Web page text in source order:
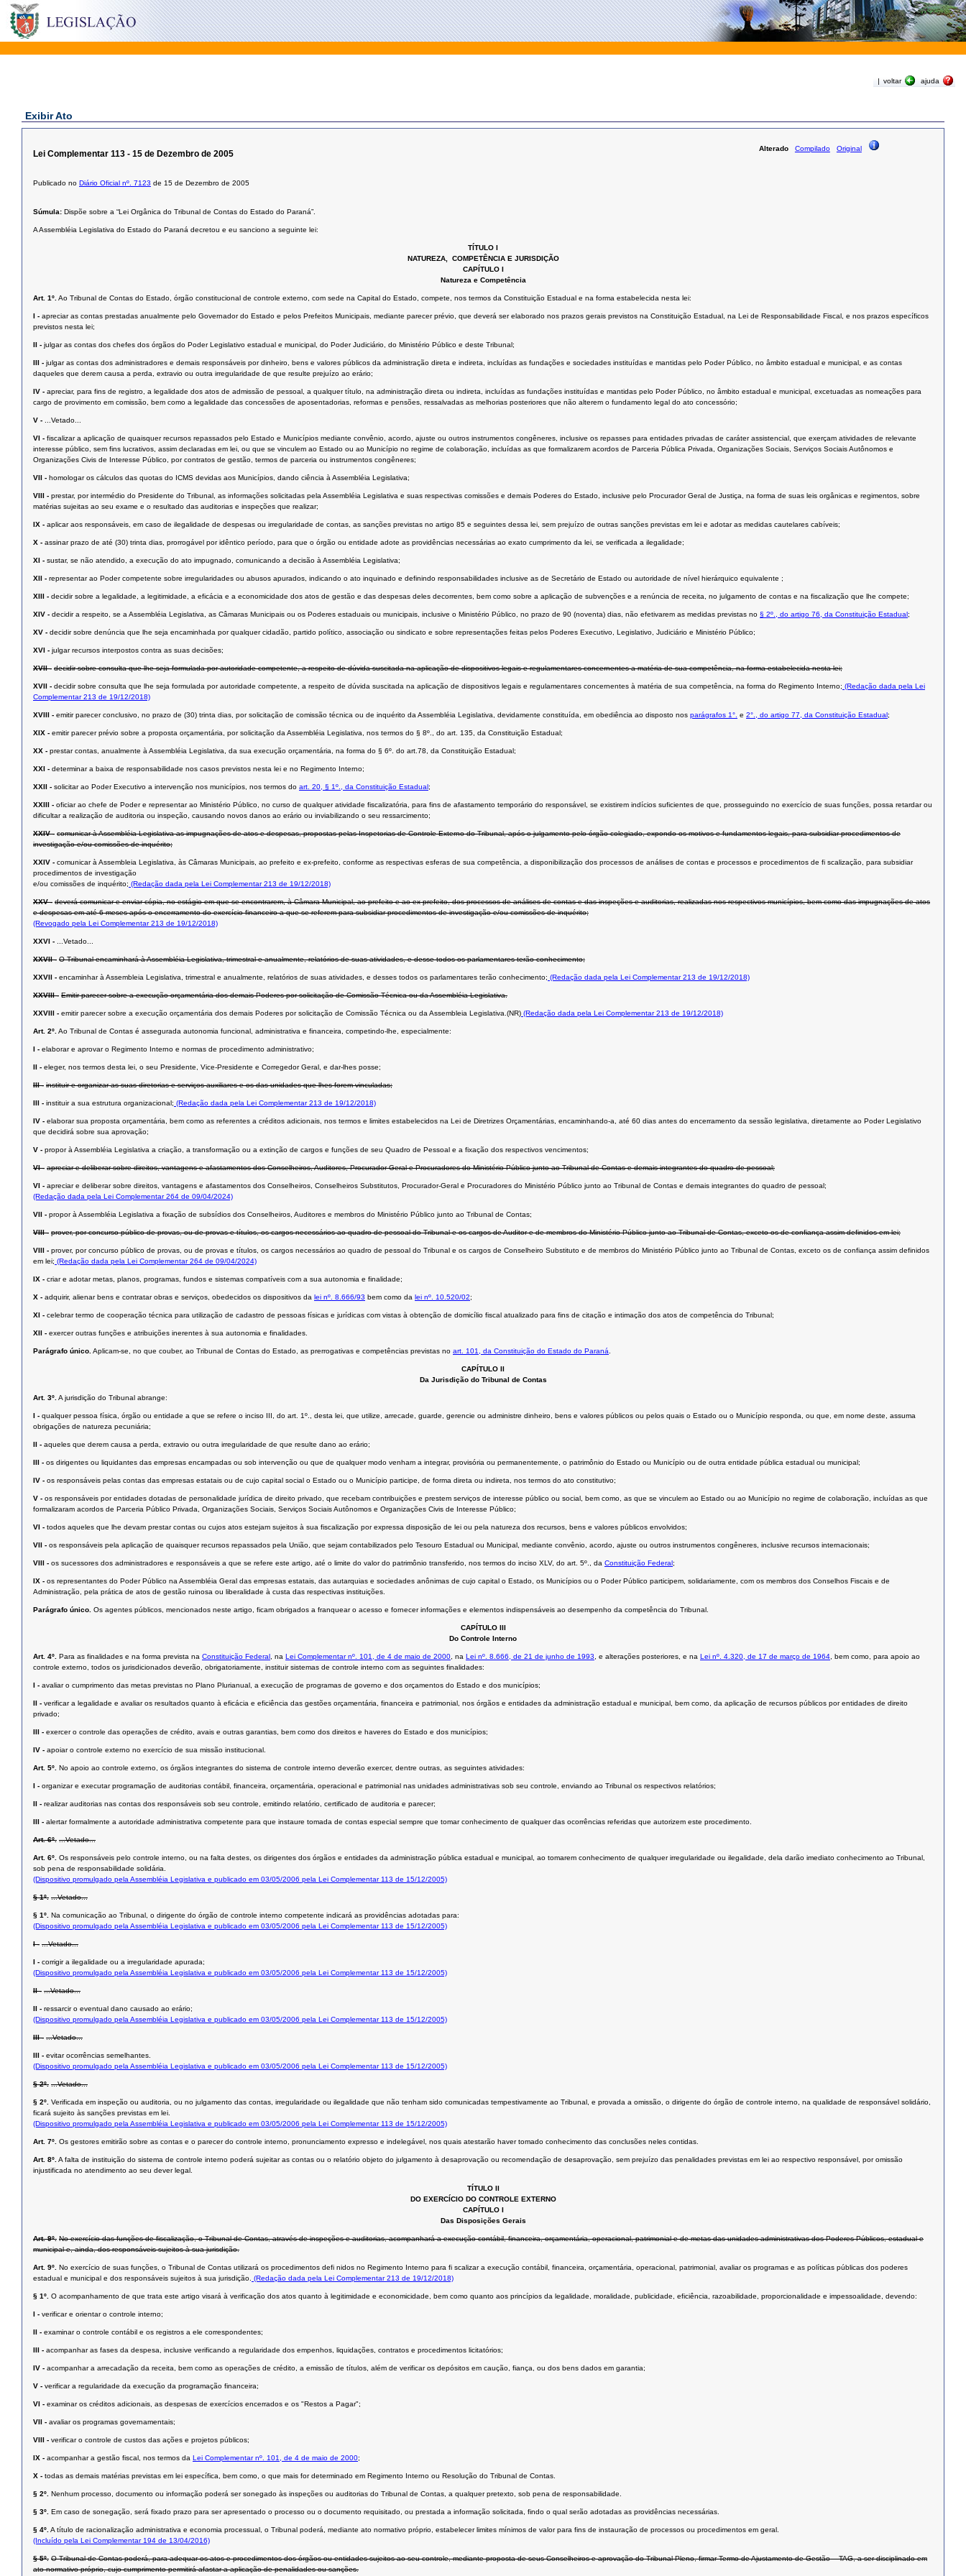
| voltar ajuda
Exibir Ato
Alterado Compilado Original
Lei Complementar 113 - 15 de Dezembro de 2005
Publicado no Diário Oficial nº. 7123 de 15 de Dezembro de 2005
Súmula: Dispõe sobre a “Lei Orgânica do Tribunal de Contas do Estado do Paraná”.
A Assembléia Legislativa do Estado do Paraná decretou e eu sanciono a seguinte lei:
TÍTULO I
NATUREZA, COMPETÊNCIA E JURISDIÇÃO
CAPÍTULO I
Natureza e Competência
Art. 1º.Ao Tribunal de Contas do Estado, órgão constitucional de controle externo, com sede na Capital do Estado, compete, nos termos da Constituição Estadual e na forma estabelecida nesta lei:
I - apreciar as contas prestadas anualmente pelo Governador do Estado e pelos Prefeitos Municipais, mediante parecer prévio, que deverá ser elaborado nos prazos gerais previstos na Constituição Estadual, na Lei de Responsabilidade Fiscal, e nos prazos específicos
previstos nesta lei;
II - julgar as contas dos chefes dos órgãos do Poder Legislativo estadual e municipal, do Poder Judiciário, do Ministério Público e deste Tribunal;
III - julgar as contas dos administradores e demais responsáveis por dinheiro, bens e valores públicos da administração direta e indireta, incluídas as fundações e sociedades instituídas e mantidas pelo Poder Público, no âmbito estadual e municipal, e as contas
daqueles que derem causa a perda, extravio ou outra irregularidade de que resulte prejuízo ao erário;
IV - apreciar, para fins de registro, a legalidade dos atos de admissão de pessoal, a qualquer título, na administração direta ou indireta, incluídas as fundações instituídas e mantidas pelo Poder Público, no âmbito estadual e municipal, excetuadas as nomeações para
cargo de provimento em comissão, bem como a legalidade das concessões de aposentadorias, reformas e pensões, ressalvadas as melhorias posteriores que não alterem o fundamento legal do ato concessório;
V - ...Vetado...
VI - fiscalizar a aplicação de quaisquer recursos repassados pelo Estado e Municípios mediante convênio, acordo, ajuste ou outros instrumentos congêneres, inclusive os repasses para entidades privadas de caráter assistencial, que exerçam atividades de relevante
interesse público, sem fins lucrativos, assim declaradas em lei, ou que se vinculem ao Estado ou ao Município no regime de colaboração, incluídas as que formalizarem acordos de Parceria Pública Privada, Organizações Sociais, Serviços Sociais Autônomos e
Organizações Civis de Interesse Público, por contratos de gestão, termos de parceria ou instrumentos congêneres;
VII - homologar os cálculos das quotas do ICMS devidas aos Municípios, dando ciência à Assembléia Legislativa;
VIII - prestar, por intermédio do Presidente do Tribunal, as informações solicitadas pela Assembléia Legislativa e suas respectivas comissões e demais Poderes do Estado, inclusive pelo Procurador Geral de Justiça, na forma de suas leis orgânicas e regimentos, sobre
matérias sujeitas ao seu exame e o resultado das auditorias e inspeções que realizar;
IX - aplicar aos responsáveis, em caso de ilegalidade de despesas ou irregularidade de contas, as sanções previstas no artigo 85 e seguintes dessa lei, sem prejuízo de outras sanções previstas em lei e adotar as medidas cautelares cabíveis;
X - assinar prazo de até (30) trinta dias, prorrogável por idêntico período, para que o órgão ou entidade adote as providências necessárias ao exato cumprimento da lei, se verificada a ilegalidade;
XI - sustar, se não atendido, a execução do ato impugnado, comunicando a decisão à Assembléia Legislativa;
XII - representar ao Poder competente sobre irregularidades ou abusos apurados, indicando o ato inquinado e definindo responsabilidades inclusive as de Secretário de Estado ou autoridade de nível hierárquico equivalente ;
XIII - decidir sobre a legalidade, a legitimidade, a eficácia e a economicidade dos atos de gestão e das despesas deles decorrentes, bem como sobre a aplicação de subvenções e a renúncia de receita, no julgamento de contas e na fiscalização que lhe compete;
XIV - decidir a respeito, se a Assembléia Legislativa, as Câmaras Municipais ou os Poderes estaduais ou municipais, inclusive o Ministério Público, no prazo de 90 (noventa) dias, não efetivarem as medidas previstas no § 2º., do artigo 76, da Constituição Estadual ;
XV - decidir sobre denúncia que lhe seja encaminhada por qualquer cidadão, partido político, associação ou sindicato e sobre representações feitas pelos Poderes Executivo, Legislativo, Judiciário e Ministério Público;
XVI - julgar recursos interpostos contra as suas decisões;
XVII - decidir sobre consulta que lhe seja formulada por autoridade competente, a respeito de dúvida suscitada na aplicação de dispositivos legais e regulamentares concernentes a matéria de sua competência, na forma estabelecida nesta lei;
XVII - decidir sobre consulta que lhe seja formulada por autoridade competente, a respeito de dúvida suscitada na aplicação de dispositivos legais e regulamentares concernentes à matéria de sua competência, na forma do Regimento Interno; (Redação dada pela Lei
Complementar 213 de 19/12/2018)
XVIII - emitir parecer conclusivo, no prazo de (30) trinta dias, por solicitação de comissão técnica ou de inquérito da Assembléia Legislativa, devidamente constituída, em obediência ao disposto nos parágrafos 1°. e 2°., do artigo 77, da Constituição Estadual ;
XIX - emitir parecer prévio sobre a proposta orçamentária, por solicitação da Assembléia Legislativa, nos termos do § 8º., do art. 135, da Constituição Estadual;
XX - prestar contas, anualmente à Assembléia Legislativa, da sua execução orçamentária, na forma do § 6º. do art.78, da Constituição Estadual;
XXI - determinar a baixa de responsabilidade nos casos previstos nesta lei e no Regimento Interno;
XXII - solicitar ao Poder Executivo a intervenção nos municípios, nos termos do art. 20, § 1º., da Constituição Estadual ;
XXIII - oficiar ao chefe de Poder e representar ao Ministério Público, no curso de qualquer atividade fiscalizatória, para fins de afastamento temporário do responsável, se existirem indícios suficientes de que, prosseguindo no exercício de suas funções, possa retardar ou
dificultar a realização de auditoria ou inspeção, causando novos danos ao erário ou inviabilizando o seu ressarcimento;
XXIV - comunicar à Assembléia Legislativa as impugnações de atos e despesas, propostas pelas Inspetorias de Controle Externo do Tribunal, após o julgamento pelo órgão colegiado, expondo os motivos e fundamentos legais, para subsidiar procedimentos de
investigação e/ou comissões de inquérito;
XXIV - comunicar à Assembleia Legislativa, às Câmaras Municipais, ao prefeito e ex-prefeito, conforme as respectivas esferas de sua competência, a disponibilização dos processos de análises de contas e processos e procedimentos de fi scalização, para subsidiar
procedimentos de investigação
e/ou comissões de inquérito; (Redação dada pela Lei Complementar 213 de 19/12/2018)
XXV - deverá comunicar e enviar cópia, no estágio em que se encontrarem, à Câmara Municipal, ao prefeito e ao ex-prefeito, dos processos de análises de contas e das inspeções e auditorias, realizadas nos respectivos municípios, bem como das impugnações de atos
e despesas em até 6 meses após o encerramento do exercício financeiro a que se referem para subsidiar procedimentos de investigação e/ou comissões de inquérito;
(Revogado pela Lei Complementar 213 de 19/12/2018)
XXVI - ...Vetado...
XXVII - O Tribunal encaminhará à Assembléia Legislativa, trimestral e anualmente, relatórios de suas atividades, e desse todos os parlamentares terão conhecimento;
XXVII - encaminhar à Assembleia Legislativa, trimestral e anualmente, relatórios de suas atividades, e desses todos os parlamentares terão conhecimento; (Redação dada pela Lei Complementar 213 de 19/12/2018)
XXVIII - Emitir parecer sobre a execução orçamentária dos demais Poderes por solicitação de Comissão Técnica ou da Assembléia Legislativa.
XXVIII - emitir parecer sobre a execução orçamentária dos demais Poderes por solicitação de Comissão Técnica ou da Assembleia Legislativa.(NR) (Redação dada pela Lei Complementar 213 de 19/12/2018)
Art. 2º.Ao Tribunal de Contas é assegurada autonomia funcional, administrativa e financeira, competindo-lhe, especialmente:
I - elaborar e aprovar o Regimento Interno e normas de procedimento administrativo;
II - eleger, nos termos desta lei, o seu Presidente, Vice-Presidente e Corregedor Geral, e dar-lhes posse;
III - instituir e organizar as suas diretorias e serviços auxiliares e os das unidades que lhes forem vinculadas;
III - instituir a sua estrutura organizacional; (Redação dada pela Lei Complementar 213 de 19/12/2018)
IV - elaborar sua proposta orçamentária, bem como as referentes a créditos adicionais, nos termos e limites estabelecidos na Lei de Diretrizes Orçamentárias, encaminhando-a, até 60 dias antes do encerramento da sessão legislativa, diretamente ao Poder Legislativo
que decidirá sobre sua aprovação;
V - propor à Assembléia Legislativa a criação, a transformação ou a extinção de cargos e funções de seu Quadro de Pessoal e a fixação dos respectivos vencimentos;
VI - apreciar e deliberar sobre direitos, vantagens e afastamentos dos Conselheiros, Auditores, Procurador-Geral e Procuradores do Ministério Público junto ao Tribunal de Contas e demais integrantes do quadro de pessoal;
VI - apreciar e deliberar sobre direitos, vantagens e afastamentos dos Conselheiros, Conselheiros Substitutos, Procurador-Geral e Procuradores do Ministério Público junto ao Tribunal de Contas e demais integrantes do quadro de pessoal;
(Redação dada pela Lei Complementar 264 de 09/04/2024)
VII - propor à Assembléia Legislativa a fixação de subsídios dos Conselheiros, Auditores e membros do Ministério Público junto ao Tribunal de Contas;
VIII - prover, por concurso público de provas, ou de provas e títulos, os cargos necessários ao quadro de pessoal do Tribunal e os cargos de Auditor e de membros do Ministério Público junto ao Tribunal de Contas, exceto os de confiança assim definidos em lei;
VIII - prover, por concurso público de provas, ou de provas e títulos, os cargos necessários ao quadro de pessoal do Tribunal e os cargos de Conselheiro Substituto e de membros do Ministério Público junto ao Tribunal de Contas, exceto os de confiança assim definidos
em lei; (Redação dada pela Lei Complementar 264 de 09/04/2024)
IX - criar e adotar metas, planos, programas, fundos e sistemas compatíveis com a sua autonomia e finalidade;
X - adquirir, alienar bens e contratar obras e serviços, obedecidos os dispositivos da lei nº. 8.666/93 bem como da lei nº. 10.520/02;
XI - celebrar termo de cooperação técnica para utilização de cadastro de pessoas físicas e jurídicas com vistas à obtenção de domicílio fiscal atualizado para fins de citação e intimação dos atos de competência do Tribunal;
XII - exercer outras funções e atribuições inerentes à sua autonomia e finalidades.
Parágrafo único.Aplicam-se, no que couber, ao Tribunal de Contas do Estado, as prerrogativas e competências previstas no art. 101, da Constituição do Estado do Paraná.
CAPÍTULO II
Da Jurisdição do Tribunal de Contas
Art. 3º.A jurisdição do Tribunal abrange:
I - qualquer pessoa física, órgão ou entidade a que se refere o inciso III, do art. 1º., desta lei, que utilize, arrecade, guarde, gerencie ou administre dinheiro, bens e valores públicos ou pelos quais o Estado ou o Município responda, ou que, em nome deste, assuma
obrigações de natureza pecuniária;
II - aqueles que derem causa a perda, extravio ou outra irregularidade de que resulte dano ao erário;
III - os dirigentes ou liquidantes das empresas encampadas ou sob intervenção ou que de qualquer modo venham a integrar, provisória ou permanentemente, o patrimônio do Estado ou Município ou de outra entidade pública estadual ou municipal;
IV - os responsáveis pelas contas das empresas estatais ou de cujo capital social o Estado ou o Município participe, de forma direta ou indireta, nos termos do ato constitutivo;
V - os responsáveis por entidades dotadas de personalidade jurídica de direito privado, que recebam contribuições e prestem serviços de interesse público ou social, bem como, as que se vinculem ao Estado ou ao Município no regime de colaboração, incluídas as que
formalizaram acordos de Parceria Público Privada, Organizações Sociais, Serviços Sociais Autônomos e Organizações Civis de Interesse Público;
VI - todos aqueles que lhe devam prestar contas ou cujos atos estejam sujeitos à sua fiscalização por expressa disposição de lei ou pela natureza dos recursos, bens e valores públicos envolvidos;
VII - os responsáveis pela aplicação de quaisquer recursos repassados pela União, que sejam contabilizados pelo Tesouro Estadual ou Municipal, mediante convênio, acordo, ajuste ou outros instrumentos congêneres, inclusive recursos internacionais;
VIII - os sucessores dos administradores e responsáveis a que se refere este artigo, até o limite do valor do patrimônio transferido, nos termos do inciso XLV, do art. 5º., da Constituição Federal ;
IX - os representantes do Poder Público na Assembléia Geral das empresas estatais, das autarquias e sociedades anônimas de cujo capital o Estado, os Municípios ou o Poder Público participem, solidariamente, com os membros dos Conselhos Fiscais e de
Administração, pela prática de atos de gestão ruinosa ou liberalidade à custa das respectivas instituições.
Parágrafo único. Os agentes públicos, mencionados neste artigo, ficam obrigados a franquear o acesso e fornecer informações e elementos indispensáveis ao desempenho da competência do Tribunal.
CAPÍTULO III
Do Controle Interno
Art. 4º. Para as finalidades e na forma prevista na Constituição Federal , na Lei Complementar nº. 101, de 4 de maio de 2000, na Lei nº. 8.666, de 21 de junho de 1993, e alterações posteriores, e na Lei nº. 4.320, de 17 de março de 1964, bem como, para apoio ao
controle externo, todos os jurisdicionados deverão, obrigatoriamente, instituir sistemas de controle interno com as seguintes finalidades:
I - avaliar o cumprimento das metas previstas no Plano Plurianual, a execução de programas de governo e dos orçamentos do Estado e dos municípios;
II - verificar a legalidade e avaliar os resultados quanto à eficácia e eficiência das gestões orçamentária, financeira e patrimonial, nos órgãos e entidades da administração estadual e municipal, bem como, da aplicação de recursos públicos por entidades de direito
privado;
III - exercer o controle das operações de crédito, avais e outras garantias, bem como dos direitos e haveres do Estado e dos municípios;
IV - apoiar o controle externo no exercício de sua missão institucional.
Art. 5º. No apoio ao controle externo, os órgãos integrantes do sistema de controle interno deverão exercer, dentre outras, as seguintes atividades:
I - organizar e executar programação de auditorias contábil, financeira, orçamentária, operacional e patrimonial nas unidades administrativas sob seu controle, enviando ao Tribunal os respectivos relatórios;
II - realizar auditorias nas contas dos responsáveis sob seu controle, emitindo relatório, certificado de auditoria e parecer;
III - alertar formalmente a autoridade administrativa competente para que instaure tomada de contas especial sempre que tomar conhecimento de qualquer das ocorrências referidas que autorizem este procedimento.
Art. 6º. ...Vetado...
Art. 6º. Os responsáveis pelo controle interno, ou na falta destes, os dirigentes dos órgãos e entidades da administração pública estadual e municipal, ao tomarem conhecimento de qualquer irregularidade ou ilegalidade, dela darão imediato conhecimento ao Tribunal,
sob pena de responsabilidade solidária.
(Dispositivo promulgado pela Assembléia Legislativa e publicado em 03/05/2006 pela Lei Complementar 113 de 15/12/2005)
§ 1º. ...Vetado...
§ 1º. Na comunicação ao Tribunal, o dirigente do órgão de controle interno competente indicará as providências adotadas para:
(Dispositivo promulgado pela Assembléia Legislativa e publicado em 03/05/2006 pela Lei Complementar 113 de 15/12/2005)
I - ...Vetado...
I - corrigir a ilegalidade ou a irregularidade apurada;
(Dispositivo promulgado pela Assembléia Legislativa e publicado em 03/05/2006 pela Lei Complementar 113 de 15/12/2005)
II - ...Vetado...
II - ressarcir o eventual dano causado ao erário;
(Dispositivo promulgado pela Assembléia Legislativa e publicado em 03/05/2006 pela Lei Complementar 113 de 15/12/2005)
III - ...Vetado...
III - evitar ocorrências semelhantes.
(Dispositivo promulgado pela Assembléia Legislativa e publicado em 03/05/2006 pela Lei Complementar 113 de 15/12/2005)
§ 2º. ...Vetado...
§ 2º. Verificada em inspeção ou auditoria, ou no julgamento das contas, irregularidade ou ilegalidade que não tenham sido comunicadas tempestivamente ao Tribunal, e provada a omissão, o dirigente do órgão de controle interno, na qualidade de responsável solidário,
ficará sujeito às sanções previstas em lei.
(Dispositivo promulgado pela Assembléia Legislativa e publicado em 03/05/2006 pela Lei Complementar 113 de 15/12/2005)
Art. 7º. Os gestores emitirão sobre as contas e o parecer do controle interno, pronunciamento expresso e indelegável, nos quais atestarão haver tomado conhecimento das conclusões neles contidas.
Art. 8º.A falta de instituição do sistema de controle interno poderá sujeitar as contas ou o relatório objeto do julgamento à desaprovação ou recomendação de desaprovação, sem prejuízo das penalidades previstas em lei ao respectivo responsável, por omissão
injustificada no atendimento ao seu dever legal.
TÍTULO II
DO EXERCÍCIO DO CONTROLE EXTERNO
CAPÍTULO I
Das Disposições Gerais
Art. 9º. No exercício das funções de fiscalização, o Tribunal de Contas, através de inspeções e auditorias, acompanhará a execução contábil, financeira, orçamentária, operacional, patrimonial e de metas das unidades administrativas dos Poderes Públicos, estadual e
municipal e, ainda, dos responsáveis sujeitos à sua jurisdição.
Art. 9º. No exercício de suas funções, o Tribunal de Contas utilizará os procedimentos defi nidos no Regimento Interno para fi scalizar a execução contábil, financeira, orçamentária, operacional, patrimonial, avaliar os programas e as políticas públicas dos poderes
estadual e municipal e dos responsáveis sujeitos à sua jurisdição. (Redação dada pela Lei Complementar 213 de 19/12/2018)
§ 1º. O acompanhamento de que trata este artigo visará à verificação dos atos quanto à legitimidade e economicidade, bem como quanto aos princípios da legalidade, moralidade, publicidade, eficiência, razoabilidade, proporcionalidade e impessoalidade, devendo:
I - verificar e orientar o controle interno;
II - examinar o controle contábil e os registros a ele correspondentes;
III - acompanhar as fases da despesa, inclusive verificando a regularidade dos empenhos, liquidações, contratos e procedimentos licitatórios;
IV - acompanhar a arrecadação da receita, bem como as operações de crédito, a emissão de títulos, além de verificar os depósitos em caução, fiança, ou dos bens dados em garantia;
V - verificar a regularidade da execução da programação financeira;
VI - examinar os créditos adicionais, as despesas de exercícios encerrados e os "Restos a Pagar";
VII - avaliar os programas governamentais;
VIII - verificar o controle de custos das ações e projetos públicos;
IX - acompanhar a gestão fiscal, nos termos da Lei Complementar nº. 101, de 4 de maio de 2000;
X - todas as demais matérias previstas em lei específica, bem como, o que mais for determinado em Regimento Interno ou Resolução do Tribunal de Contas.
§ 2º. Nenhum processo, documento ou informação poderá ser sonegado às inspeções ou auditorias do Tribunal de Contas, a qualquer pretexto, sob pena de responsabilidade.
§ 3º. Em caso de sonegação, será fixado prazo para ser apresentado o processo ou o documento requisitado, ou prestada a informação solicitada, findo o qual serão adotadas as providências necessárias.
§ 4º.A título de racionalização administrativa e economia processual, o Tribunal poderá, mediante ato normativo próprio, estabelecer limites mínimos de valor para fins de instauração de processos ou procedimentos em geral.
(Incluído pela Lei Complementar 194 de 13/04/2016)
§ 5º. O Tribunal de Contas poderá, para adequar os atos e procedimentos dos órgãos ou entidades sujeitos ao seu controle, mediante proposta de seus Conselheiros e aprovação do Tribunal Pleno, firmar Termo de Ajustamento de Gestão – TAG, a ser disciplinado em
ato normativo próprio, cujo cumprimento permitirá afastar a aplicação de penalidades ou sanções.